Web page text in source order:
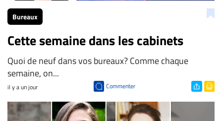
Bureaux
Cette semaine dans les cabinets
Quoi de neuf dans vos bureaux? Comme chaque
semaine, on...
il y a un jour Commenter